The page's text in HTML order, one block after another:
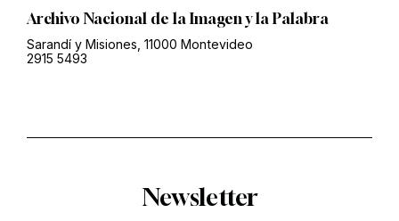
Archivo Nacional de la Imagen y la Palabra
Sarandí y Misiones, 11000 Montevideo
2915 5493
Newsletter